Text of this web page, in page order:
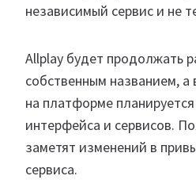
независимый сервис и не
Allplay будет продолжать
собственным названием,
на платформе
интерфейса и сервисов.
заметят изменений в
сервиса.